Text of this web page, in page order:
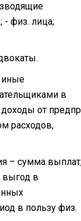
- физ. лица;
иные
в
от
расходов,
– сумма
выгод в
в пользу физ.